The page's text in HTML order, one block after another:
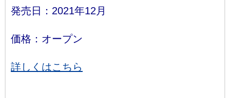
発売日：2021年12月
価格：オープン
詳しくはこちら